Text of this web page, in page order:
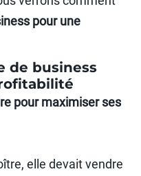
pour une
de business
pour maximiser ses
elle devait vendre